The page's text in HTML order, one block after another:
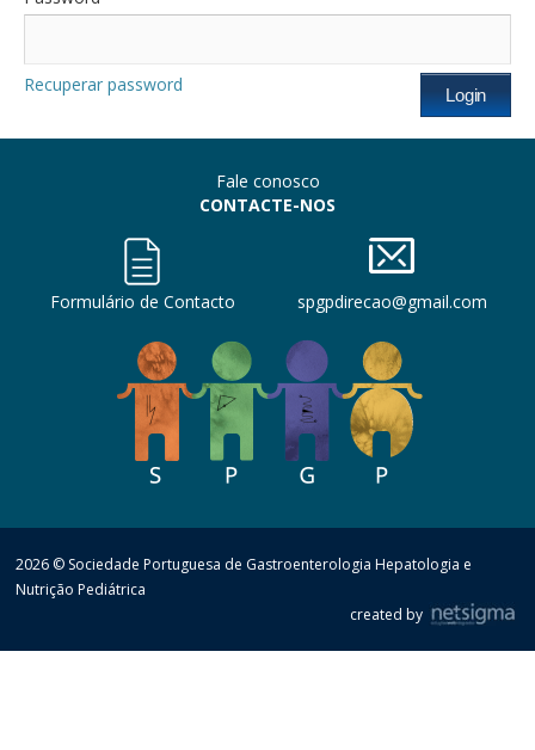
Recuperar password
Fale conosco
CONTACTE-NOS
Formulário de Contacto spgpdirecao@gmail.com
2026 © Sociedade Portuguesa de Gastroenterologia Hepatologia e
Nutrição Pediátrica
created by